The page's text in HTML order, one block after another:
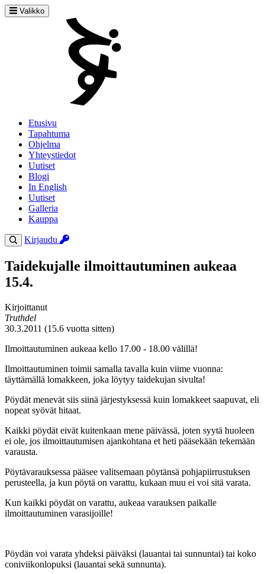
Valikko
Etusivu
Tapahtuma
Ohjelma
Yhteystiedot
Uutiset
Blogi
In English
Uutiset
Galleria
Kauppa
Kirjaudu
Taidekujalle ilmoittautuminen aukeaa
15.4.
Kirjoittanut
Truthdel
30.3.2011 (15.6 vuotta sitten)
Ilmoittautuminen aukeaa kello 17.00 - 18.00 välillä!
Ilmoittautuminen toimii samalla tavalla kuin viime vuonna:
täyttämällä lomakkeen, joka löytyy taidekujan sivulta!
Pöydät menevät siis siinä järjestyksessä kuin lomakkeet saapuvat, eli
nopeat syövät hitaat.
Kaikki pöydät eivät kuitenkaan mene päivässä, joten syytä huoleen
ei ole, jos ilmoittautumisen ajankohtana et heti pääsekään tekemään
varausta.
Pöytävarauksessa pääsee valitsemaan pöytänsä pohjapiirrustuksen
perusteella, ja kun pöytä on varattu, kukaan muu ei voi sitä varata.
Kun kaikki pöydät on varattu, aukeaa varauksen paikalle
ilmoittautuminen varasijoille!
Pöydän voi varata yhdeksi päiväksi (lauantai tai sunnuntai) tai koko
coniviikonlopuksi (lauantai sekä sunnunta).